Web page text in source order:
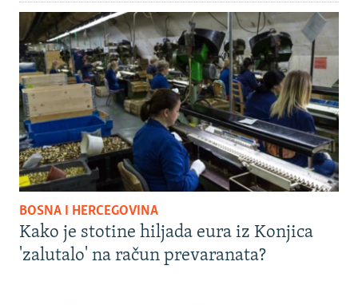
BOSNA I HERCEGOVINA
Kako je stotine hiljada eura iz Konjica
'zalutalo' na račun prevaranata?